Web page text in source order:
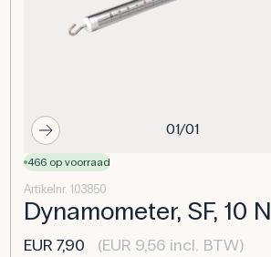
01/01
466 op voorraad
Artikelnr. 103850
Dynamometer, SF, 10 N
EUR 7,90 (EUR 9,56 incl. BTW)